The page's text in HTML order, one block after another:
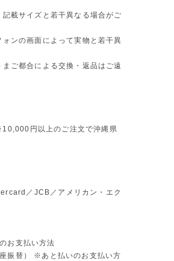
載サイズと若干異なる場合がご
ンの画面によって実物と若干異
ご都合による交換・返品はご遠
円以上のご注文で沖縄県
／JCB／アメリカン・エク
お支払い方法
振替） ※あと払いのお支払い方